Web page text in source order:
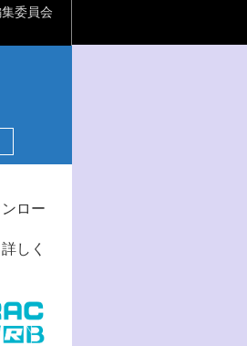
委員会
ロー
しく